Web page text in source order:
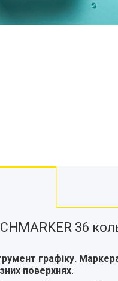
36
графіку.
поверхнях.